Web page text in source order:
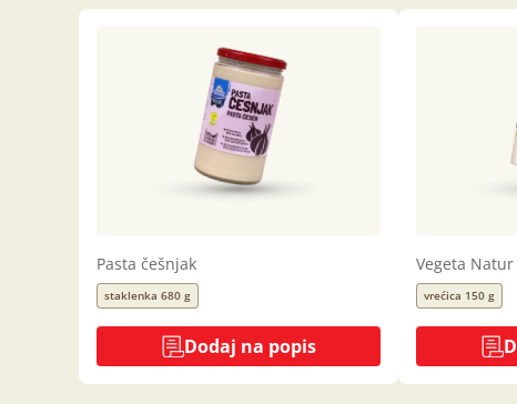
Pasta češnjak
staklenka 680 g
Dodaj na popis
Vegeta Natur
vrećica 150 g